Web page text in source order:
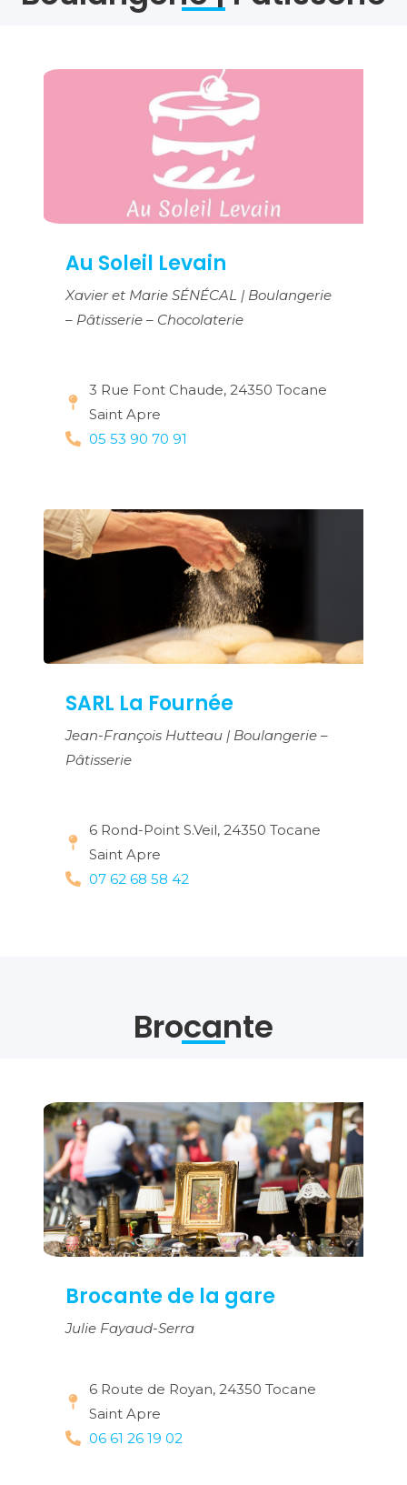
Au Soleil Levain
Xavier et Marie SÉNÉCAL | Boulangerie
– Pâtisserie – Chocolaterie
3 Rue Font Chaude, 24350 Tocane
Saint Apre
05 53 90 70 91
SARL La Fournée
Jean-François Hutteau | Boulangerie –
Pâtisserie
6 Rond-Point S.Veil, 24350 Tocane
Saint Apre
07 62 68 58 42
Brocante
Brocante de la gare
Julie Fayaud-Serra
6 Route de Royan, 24350 Tocane
Saint Apre
06 61 26 19 02